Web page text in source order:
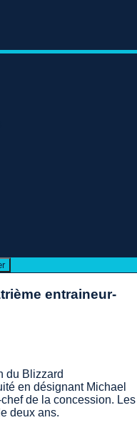
entraineur-
du Blizzard
en désignant Michael
de la concession. Les
deux ans.